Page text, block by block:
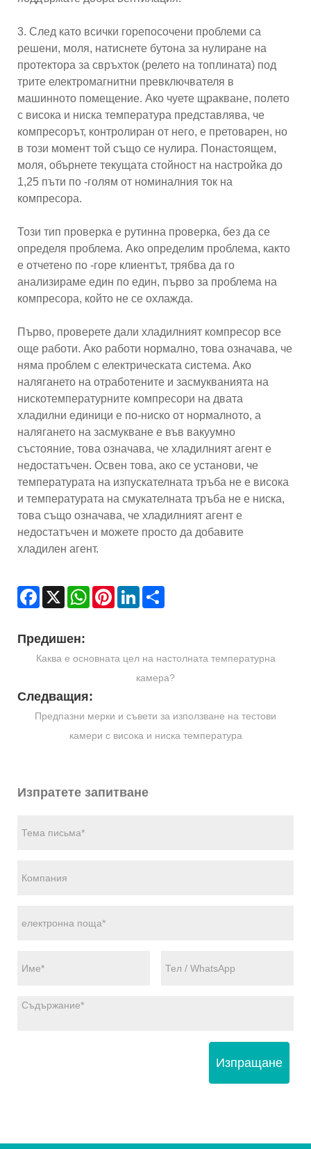
3. След като всички горепосочени проблеми са
решени, моля, натиснете бутона за нулиране на
протектора за свръхток (релето на топлината) под
трите електромагнитни превключвателя в
машинното помещение. Ако чуете щракване, полето
с висока и ниска температура представлява, че
компресорът, контролиран от него, е претоварен, но
в този момент той също се нулира. Понастоящем,
моля, обърнете текущата стойност на настройка до
1,25 пъти по -голям от номиналния ток на
компресора.
Този тип проверка е рутинна проверка, без да се
определя проблема. Ако определим проблема, както
е отчетено по -горе клиентът, трябва да го
анализираме един по един, първо за проблема на
компресора, който не се охлажда.
Първо, проверете дали хладилният компресор все
още работи. Ако работи нормално, това означава, че
няма проблем с електрическата система. Ако
налягането на отработените и засмукванията на
нискотемпературните компресори на двата
хладилни единици е по-ниско от нормалното, а
налягането на засмукване е във вакуумно
състояние, това означава, че хладилният агент е
недостатъчен. Освен това, ако се установи, че
температурата на изпускателната тръба не е висока
и температурата на смукателната тръба не е ниска,
това също означава, че хладилният агент е
недостатъчен и можете просто да добавите
хладилен агент.
Facebook
X WhatsAppPinterestLinkedIn
Предишен:
Каква е основната цел на настолната температурна
камера?
Следващия:
Предпазни мерки и съвети за използване на тестови
камери с висока и ниска температура
Изпратете запитване
Изпращане